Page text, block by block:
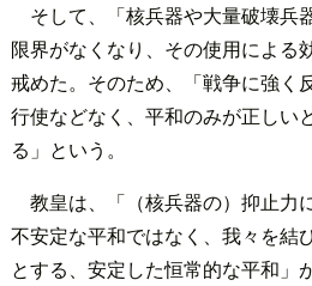
そして、「核兵器や大量破壊兵
限界がなくなり、その使用による
戒めた。そのため、「戦争に強く
行使などなく、平和のみが正しい
る」という。
教皇は、「（核兵器の）抑止力
不安定な平和ではなく、我々を結
とする、安定した恒常的な平和」